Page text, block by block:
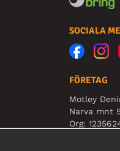
SOCIALA
FÖRETAG
Motley
Narva mnt
Org: